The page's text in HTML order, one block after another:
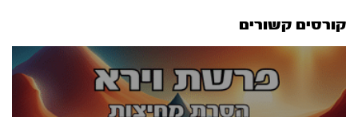
קורסים קשורים